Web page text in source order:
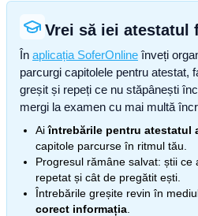
Vrei să iei atestatul
În aplicația SoferOnline înveți
parcurgi capitolele pentru atestat,
greșit și repeți ce nu stăpânești
mergi la examen cu mai multă
Aiîntrebările pentru atestatul
capitole parcurse în ritmul tău.
Progresul rămâne salvat: știi ce
repetat și cât de pregătit ești.
Întrebările greșite revin în
corect informația